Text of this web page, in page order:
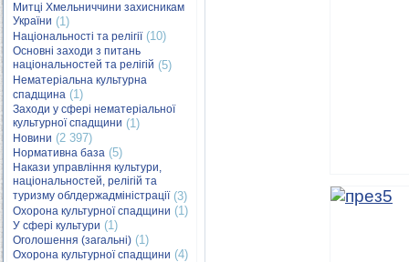
Митці Хмельниччини захисникам
України (1)
Національності та релігії(10)
Основні заходи з питань
національностей та релігій (5)
Нематеріальна культурна
спадщина (1)
Заходи у сфері нематеріальної
культурної спадщини (1)
Новини (2 397)
Нормативна база (5)
Накази управління культури,
національностей, релігій та
туризму облдержадміністрації(3)
Охорона культурної спадщини (1)
У сфері культури (1)
Оголошення (загальні) (1)
Охорона культурної спадщини (4)